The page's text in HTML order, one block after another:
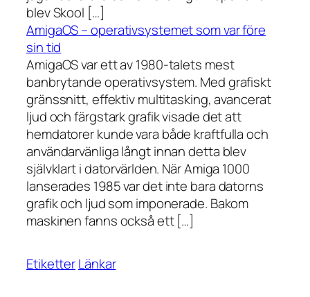
blev Skool […]
AmigaOS – operativsystemet som var före
sin tid
AmigaOS var ett av 1980-talets mest
banbrytande operativsystem. Med grafiskt
gränssnitt, effektiv multitasking, avancerat
ljud och färgstark grafik visade det att
hemdatorer kunde vara både kraftfulla och
användarvänliga långt innan detta blev
självklart i datorvärlden. När Amiga 1000
lanserades 1985 var det inte bara datorns
grafik och ljud som imponerade. Bakom
maskinen fanns också ett […]
EtiketterLänkar